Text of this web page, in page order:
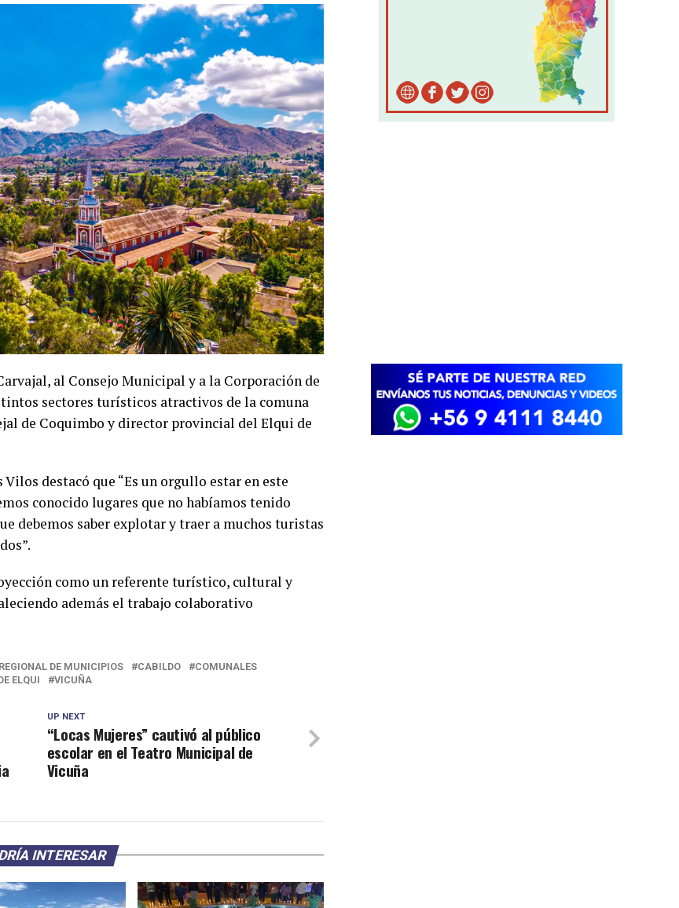
al Consejo Municipal y a la Corporación de
sectores turísticos atractivos de la comuna
de Coquimbo y director provincial del Elqui de
destacó que “Es un orgullo estar en este
conocido lugares que no habíamos tenido
debemos saber explotar y traer a muchos turistas
como un referente turístico, cultural y
además el trabajo colaborativo
DE MUNICIPIOS CABILDO
COMUNALES
ELQUI VICUÑA
UP NEXT
“Locas Mujeres” cautivó al público
escolar en el Teatro Municipal de
Vicuña
INTERESAR